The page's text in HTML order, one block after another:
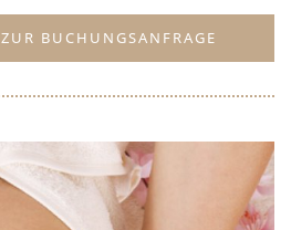
ZUR BUCHUNGSANFRAGE